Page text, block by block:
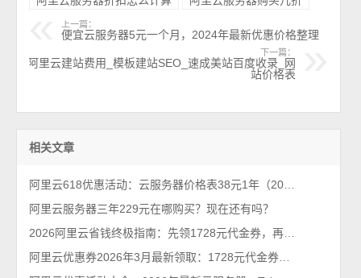
上一篇：
便宜云服务器5元一个月，2024年最新优惠价格整理
下一篇：
阿里云建站费用_模板建站SEO_速成美站百度收录_网
站价格表
相关文章
阿里云服务器三年229元在哪购买？现在还有吗？